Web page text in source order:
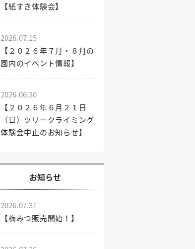
【紙すき体験会】
2026.07.15
【２０２６年７月・８月の
園内のイベント情報】
2026.06.20
【２０２６年６月２１日
（日）ツリークライミング
体験会中止のお知らせ】
お知らせ
2026.07.31
【梅みつ販売開始！】